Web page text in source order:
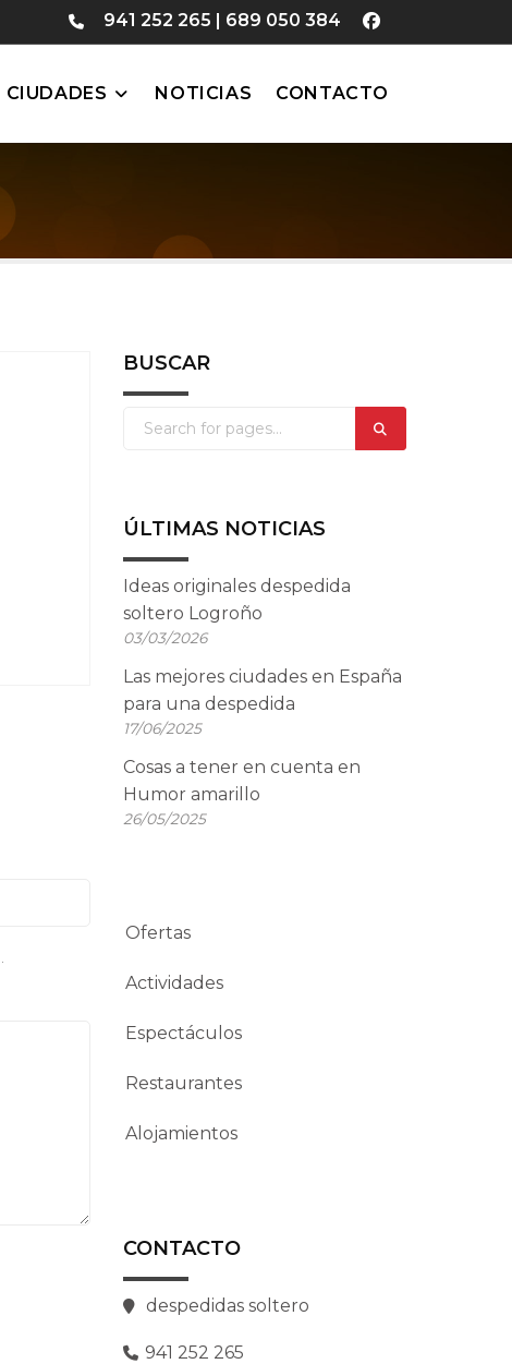
941 252 265 | 689 050 384
CIUDADES NOTICIAS CONTACTO
BUSCAR
ÚLTIMAS NOTICIAS
Ideas originales despedida
soltero Logroño
03/03/2026
Las mejores ciudades en España
para una despedida
17/06/2025
Cosas a tener en cuenta en
Humor amarillo
26/05/2025
Ofertas
Actividades
Espectáculos
Restaurantes
Alojamientos
CONTACTO
despedidas soltero
941 252 265